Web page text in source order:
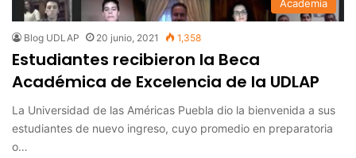
Academia
Blog UDLAP 20 junio, 2021 1,358
Estudiantes recibieron la Beca
Académica de Excelencia de la UDLAP
La Universidad de las Américas Puebla dio la bienvenida a sus
estudiantes de nuevo ingreso, cuyo promedio en preparatoria
o…